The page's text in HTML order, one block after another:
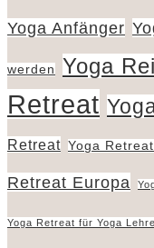
Yoga Anfänger
werden Yoga
Retreat
Retreat Yoga
Retreat Europa
Yoga Retreat für Yoga